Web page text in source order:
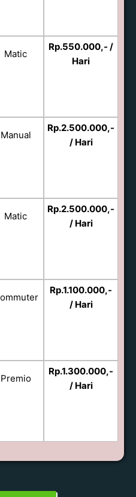
Matic
Rp.550.000,- /
Hari
Manual
Rp.2.500.000,-
/ Hari
Matic
Rp.2.500.000,-
/ Hari
Rp.1.100.000,-
/ Hari
Premio
Rp.1.300.000,-
/ Hari